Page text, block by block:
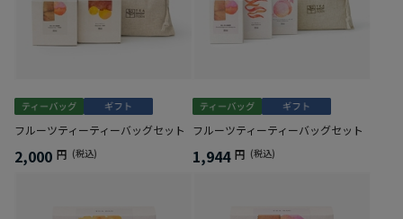
フルーツティーティーバッグセット
2,000 円 (税込)
フルーツティーティーバッグセット
1,944 円 (税込)